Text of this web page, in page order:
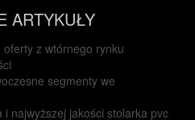
ARTYKUŁY
oferty z wtórnego rynku
segmenty we
i najwyższej jakości stolarka pvc